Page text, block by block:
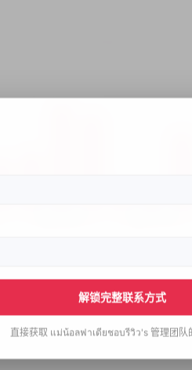
解锁完整联系方式
直接获取 แม่น้อลฟาเดียชอบรีวิว's 管理团队